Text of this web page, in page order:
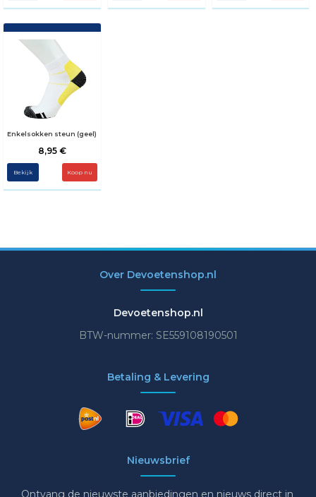
Enkelsokken steun (geel)
8,95 €
Bekijk Koop nu
Over Devoetenshop.nl
Devoetenshop.nl
BTW-nummer: SE559108190501
Betaling & Levering
Nieuwsbrief
Ontvang de nieuwste aanbiedingen en nieuws direct in